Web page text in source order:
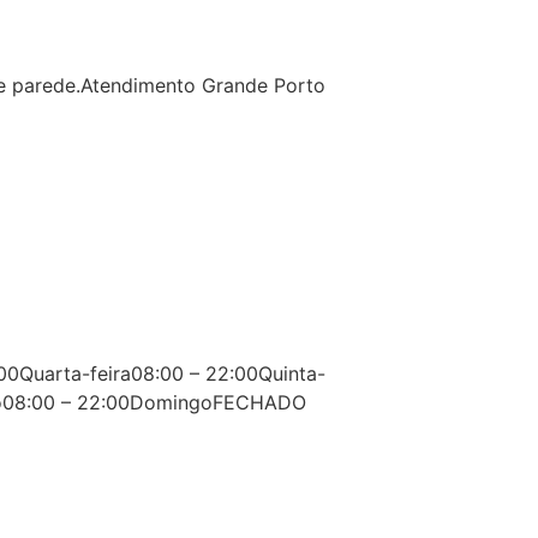
Grande Porto
feira08:00 – 22:00Quinta-
– 22:00DomingoFECHADO